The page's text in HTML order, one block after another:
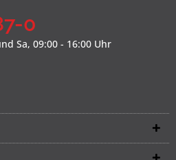
0
Sa, 09:00 - 16:00 Uhr